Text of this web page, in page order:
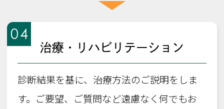
04
治療・リハビリテーション
診断結果を基に、治療方法のご説明をしま
す。ご要望、ご質問など遠慮なく何でもお